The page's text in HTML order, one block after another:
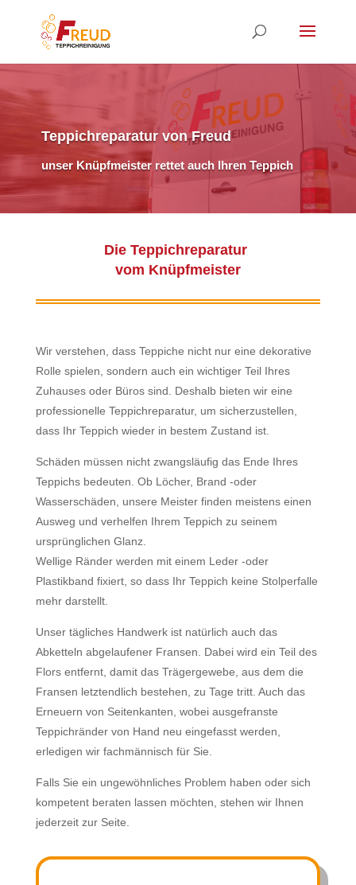
Teppichreparatur von Freud
unser Knüpfmeister rettet auch Ihren Teppich
Die Teppichreparatur
vom Knüpfmeister
Wir verstehen, dass Teppiche nicht nur eine dekorative
Rolle spielen, sondern auch ein wichtiger Teil Ihres
Zuhauses oder Büros sind. Deshalb bieten wir eine
professionelle Teppichreparatur, um sicherzustellen,
dass Ihr Teppich wieder in bestem Zustand ist.
Schäden müssen nicht zwangsläufig das Ende Ihres
Teppichs bedeuten. Ob Löcher, Brand -oder
Wasserschäden, unsere Meister finden meistens einen
Ausweg und verhelfen Ihrem Teppich zu seinem
ursprünglichen Glanz.
Wellige Ränder werden mit einem Leder -oder
Plastikband fixiert, so dass Ihr Teppich keine Stolperfalle
mehr darstellt.
Unser tägliches Handwerk ist natürlich auch das
Abketteln abgelaufener Fransen. Dabei wird ein Teil des
Flors entfernt, damit das Trägergewebe, aus dem die
Fransen letztendlich bestehen, zu Tage tritt. Auch das
Erneuern von Seitenkanten, wobei ausgefranste
Teppichränder von Hand neu eingefasst werden,
erledigen wir fachmännisch für Sie.
Falls Sie ein ungewöhnliches Problem haben oder sich
kompetent beraten lassen möchten, stehen wir Ihnen
jederzeit zur Seite.